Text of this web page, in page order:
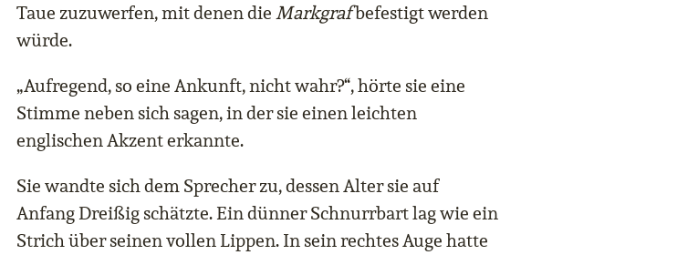
Taue zuzuwerfen, mit denen dieMarkgrafbefestigt werden
würde.
„Aufregend, so eine Ankunft, nicht wahr?“, hörte sie eine
Stimme neben sich sagen, in der sie einen leichten
englischen Akzent erkannte.
Sie wandte sich dem Sprecher zu, dessen Alter sie auf
Anfang Dreißig schätzte. Ein dünner Schnurrbart lag wie ein
Strich über seinen vollen Lippen. In sein rechtes Auge hatte